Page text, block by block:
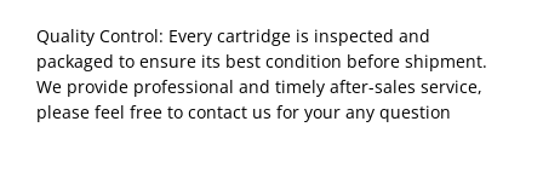
Quality Control: Every cartridge is inspected and
packaged to ensure its best condition before shipment.
We provide professional and timely after-sales service,
please feel free to contact us for your any question